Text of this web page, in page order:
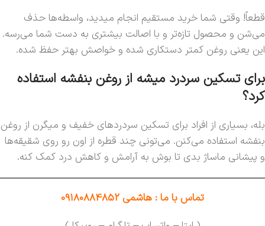
قطعاً! وقتی شما خرید مستقیم انجام میدید، واسطه‌ها حذف
می‌شن و محصول تازه‌تر و با اصالت بیشتری به دست شما می‌رسه.
این یعنی روغن کمتر دستکاری شده و خواصش بهتر حفظ شده.
برای تسکین سردرد میشه از روغن بنفشه استفاده
کرد؟
بله، بسیاری از افراد برای تسکین سردردهای خفیف و میگرن از روغن
بنفشه استفاده می‌کنن. می‌تونی چند قطره از اون رو روی شقیقه‌ها
و پیشانی ماساژ بدی تا بوش به آرامش و کاهش درد کمک کنه.
تماس با ما : هاشمی 09180884852